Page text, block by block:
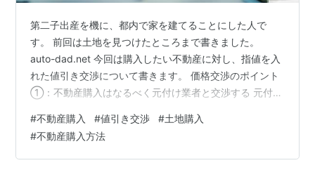
第二子出産を機に、都内で家を建てることにした人で
す。 前回は土地を見つけたところまで書きました。
auto-dad.net 今回は購入したい不動産に対し、指値を入
れた値引き交渉について書きます。 価格交渉のポイント
①：不動産購入はなるべく元付け業者と交渉する 元付業
業者のことです。元付業者は売り主の事情や交渉の勘所
を押さえているため、価格交渉がスムーズになります。
買付を入れる仲介業者は、お世話になった、とか、表面
#不動産購入 #値引き交渉 #土地購入
#不動産購入方法